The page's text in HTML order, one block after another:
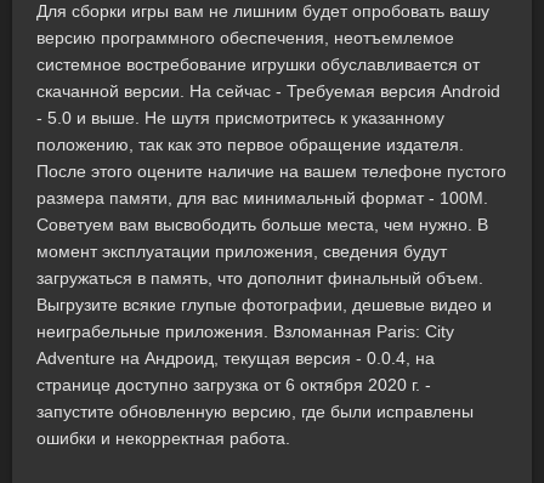
Для сборки игры вам не лишним будет опробовать вашу
версию программного обеспечения, неотъемлемое
системное востребование игрушки обуславливается от
скачанной версии. На сейчас - Требуемая версия Android
- 5.0 и выше. Не шутя присмотритесь к указанному
положению, так как это первое обращение издателя.
После этого оцените наличие на вашем телефоне пустого
размера памяти, для вас минимальный формат - 100M.
Советуем вам высвободить больше места, чем нужно. В
момент эксплуатации приложения, сведения будут
загружаться в память, что дополнит финальный объем.
Выгрузите всякие глупые фотографии, дешевые видео и
неиграбельные приложения. Взломанная Paris: City
Adventure на Андроид, текущая версия - 0.0.4, на
странице доступно загрузка от 6 октября 2020 г. -
запустите обновленную версию, где были исправлены
ошибки и некорректная работа.